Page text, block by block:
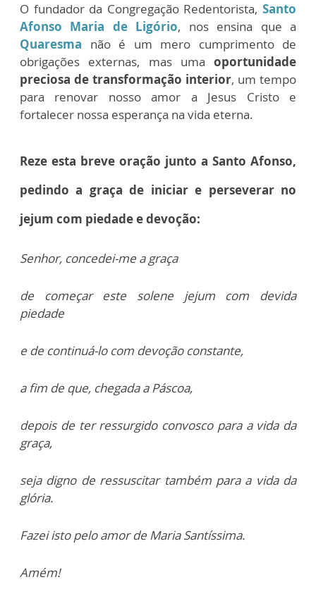
O fundador da Congregação Redentorista, Santo
Afonso Maria de Ligório, nos ensina que a
Quaresma não é um mero cumprimento de
obrigações externas, mas uma oportunidade
preciosa de transformação interior, um tempo
para renovar nosso amor a Jesus Cristo e
fortalecer nossa esperança na vida eterna.
Reze esta breve oração junto a Santo Afonso,
pedindo a graça de iniciar e perseverar no
jejum com piedade e devoção:
Senhor, concedei-me a graça
de começar este solene jejum com devida
piedade
e de continuá-lo com devoção constante,
a fim de que, chegada a Páscoa,
depois de ter ressurgido convosco para a vida da
graça,
seja digno de ressuscitar também para a vida da
glória.
Fazei isto pelo amor de Maria Santíssima.
Amém!